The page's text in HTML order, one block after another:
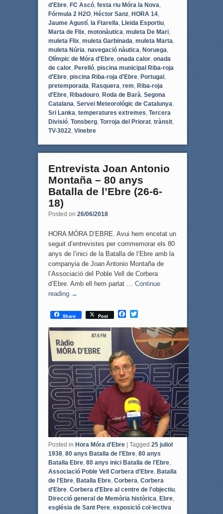
d'Ebre, FC Ascó, festa riu Móra la Nova,
Fórmula 2 H2O, Héctor Sanz, HORA 14,
Jaume Agustí, la Ftarella, Lleida Esportiu,
Marta de Flix, motonàutica, muleta De Mari,
muleta Flix, muleta Garbinada, muleta Marta,
muleta Núria, navegació nàutica, Noruega,
Olímpic de Móra d'Ebre, onada calor, onada
de calor, Perelló, piscina municipal Riba-roja
d'Ebre, piscina Riba-roja d'Ebre, Portugal ,
pretemporada, Rasquera, rem, Riba-roja
d'Ebre, Ribadouro, Roda de Barà, Segona
Catalana, Servei Meteorològic de Catalunya,
Sri Lanka, temperatures extremes, Tercera
Divisió, Tonsberg, Torroja del Priorat, trànsit,
TV-3022, Vinebre
Entrevista Joan Antonio
Montaña – 80 anys
Batalla de l’Ebre (26-6-
18)
Posted on 26/06/2018
HORA MÓRA D’EBRE. Avui hem encetat un
seguit d’entrevistes per commemorar els 80
anys de l’inici de la Batalla de l’Ebre amb la
companyia de Joan Antonio Montaña de
l’Associació del Poble Vell de Corbera
d’Ebre. Amb ell hem parlat … Continue
reading →
Share Post
F
c
o
o
k
T
i
t
t
e
Posted in Hora Móra d'Ebre Tagged 25 juliol
1938, 80 anys Batalla de l'Ebre, 80 anys
Batalla Ebre, 80 anys inici Batalla de l'Ebre,
Associació Poble Vell Corbera d'Ebre, Batalla
de l'Ebre, Batalla Ebre, Corbera, Corbera
d'Ebre, Corbera d'Ebre al centre de l'objectiu,
Direcció general de Memòria històrica, Ebre,
església de Sant Pere, exposició col·lectiva